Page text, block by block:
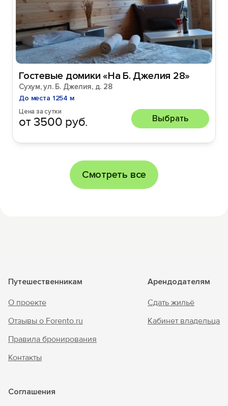
Гостевые домики «На Б. Джелия 28»
Сухум, ул. Б. Джелия, д. 28
До места 1254 м
Цена за сутки
от 3500 руб. Выбрать
Смотреть все
Путешественникам
О проекте
Отзывы о Forento.ru
Правила бронирования
Контакты
Арендодателям
Сдать жильё
Кабинет владельца
Соглашения